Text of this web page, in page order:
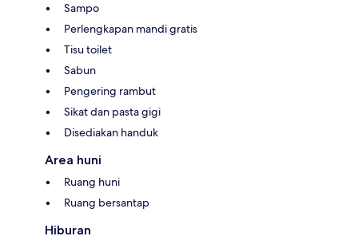
Sampo
Perlengkapan mandi gratis
Tisu toilet
Sabun
Pengering rambut
Sikat dan pasta gigi
Disediakan handuk
Area huni
Ruang huni
Ruang bersantap
Hiburan